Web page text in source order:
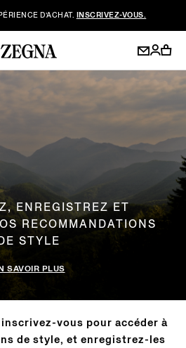
D’ACHAT. INSCRIVEZ-VOUS.
ENREGISTREZ ET
RECOMMANDATIONS
STYLE
SAVOIR PLUS
vous pour accéder à
de style, et enregistrez-les